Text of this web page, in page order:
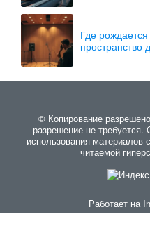
Где
пространство
© Копирование
разрешение не требуется.
использования материалов
читаемой
Работает на